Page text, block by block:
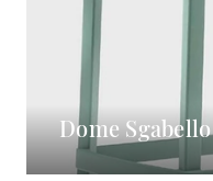
Dome Sgabello